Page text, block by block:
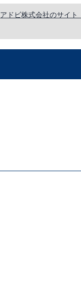
アドビ株式会社のサイト